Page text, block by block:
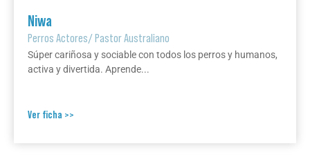
Niwa
Perros Actores/Pastor Australiano
Súper cariñosa y sociable con todos los perros y humanos,
activa y divertida. Aprende...
Ver ficha >>